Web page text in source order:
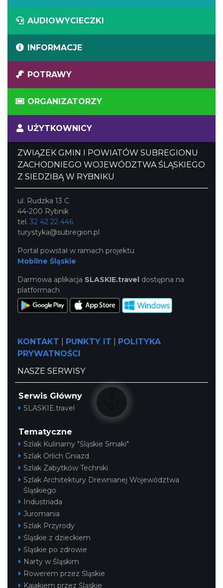
AUDIOWYCIECZKI
INFORMACJE
POTRAWY
ORGANIZATORZY
UŻYTKOWNICY
ZWIĄZEK GMIN I POWIATÓW SUBREGIONU
ZACHODNIEGO WOJEWÓDZTWA ŚLĄSKIEGO
Z SIEDZIBĄ W RYBNIKU
ul. Rudzka 13 C
44-200 Rybnik
tel. 32 42 22 446
turystyka@subregion.pl
Portal powstał w ramach projektu
Mobilne Śląskie
Darmowa aplikacja SLASKIE.travel dostępna na
platformach
KONTAKT PUNKTY IT
POLITYKA
PRYWATNOŚCI
NASZE SERWISY
Serwis Główny
SLASKIE.travel
Tematyczne
Szlak Kulinarny "Śląskie Smaki"
Szlak Orlich Gniazd
Szlak Zabytków Techniki
Szlak Architektury Drewnianej Województwa
Śląskiego
Industriada
Juromania
Szlak Przyrody
Śląskie z dzieckiem
Śląskie po zdrowie
Narty w Śląskim
Rowerem przez Śląskie
Kajakiem przez Śląskie